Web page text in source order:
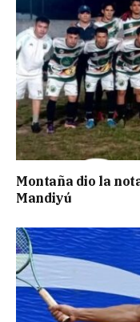
Montaña dio la
Mandiyú